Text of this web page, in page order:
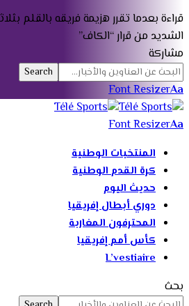
قراءة بعدما تقرر هزيمة فريقه بالقلم
الشديد من قرار “الكاف”
مشاركة
Font ResizerAa
Font ResizerAa
المنتخبات الوطنية
كرة القدم الوطنية
حديث اليوم
دوري أبطال إفريقيا
المحترفون المغاربة
كأس أمم إفريقيا
L’vestiaire
بحث